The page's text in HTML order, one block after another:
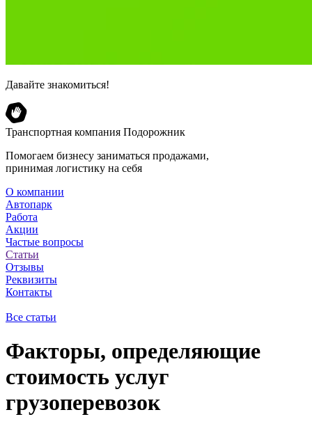
Давайте знакомиться!
Транспортная компания Подорожник
Помогаем бизнесу заниматься продажами,
принимая логистику на себя
О компании
Автопарк
Работа
Акции
Частые вопросы
Статьи
Отзывы
Реквизиты
Контакты
Все статьи
Факторы, определяющие
стоимость услуг
грузоперевозок